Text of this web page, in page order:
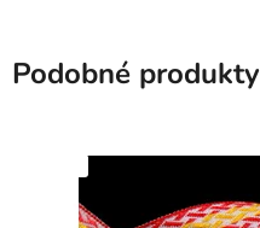
Podobné produkty